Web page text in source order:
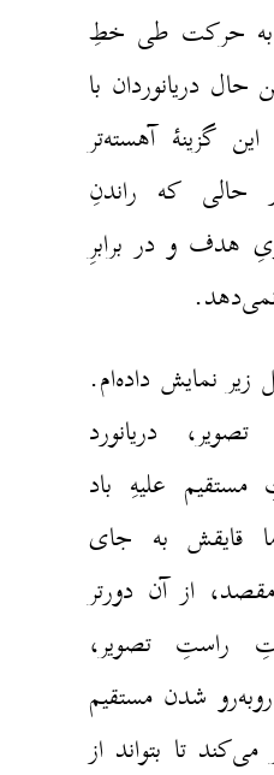
به حرکت طی خطِ
دریانوردان با
گزینهٔ آهسته‌تر
که راندنِ
هدف و در برابرِ
نمایش داده‌ام.
دریانورد
علیهِ باد
قایقش به جای
از آن دورتر
راستِ تصویر،
شدن مستقیم
تا بتواند از